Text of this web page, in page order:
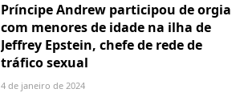
Príncipe Andrew participou de orgia
com menores de idade na ilha de
Jeffrey Epstein, chefe de rede de
tráfico sexual
4 de janeiro de 2024